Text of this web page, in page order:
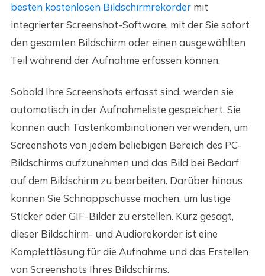
besten kostenlosen Bildschirmrekordermit
integrierter Screenshot-Software, mit der Sie sofort
den gesamten Bildschirm oder einen ausgewählten
Teil während der Aufnahme erfassen können.
Sobald Ihre Screenshots erfasst sind, werden sie
automatisch in der Aufnahmeliste gespeichert. Sie
können auch Tastenkombinationen verwenden, um
Screenshots von jedem beliebigen Bereich des PC-
Bildschirms aufzunehmen und das Bild bei Bedarf
auf dem Bildschirm zu bearbeiten. Darüber hinaus
können Sie Schnappschüsse machen, um lustige
Sticker oder GIF-Bilder zu erstellen. Kurz gesagt,
dieser Bildschirm- und Audiorekorder ist eine
Komplettlösung für die Aufnahme und das Erstellen
von Screenshots Ihres Bildschirms.